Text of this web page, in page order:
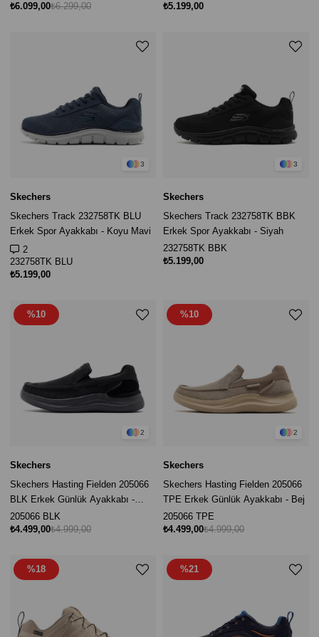
₺6.099,00₺6.299,00
₺5.199,00
3
Skechers
Skechers Track 232758TK BLU
Erkek Spor Ayakkabı - Koyu Mavi
2
232758TK BLU
₺5.199,00
3
Skechers
Skechers Track 232758TK BBK
Erkek Spor Ayakkabı - Siyah
232758TK BBK
₺5.199,00
2
Skechers
Skechers Hasting Fielden 205066
BLK Erkek Günlük Ayakkabı -
Siyah
205066 BLK
₺4.499,00₺4.999,00
%10
2
Skechers
Skechers Hasting Fielden 205066
TPE Erkek Günlük Ayakkabı - Bej
205066 TPE
₺4.499,00₺4.999,00
%10
%18 %21